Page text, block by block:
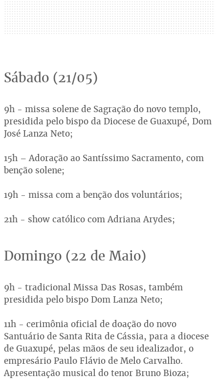
Sábado (21/05)
9h - missa solene de Sagração do novo templo,
presidida pelo bispo da Diocese de Guaxupé, Dom
José Lanza Neto;
15h – Adoração ao Santíssimo Sacramento, com
benção solene;
19h - missa com a benção dos voluntários;
21h - show católico com Adriana Arydes;
Domingo (22 de Maio)
9h - tradicional Missa Das Rosas, também
presidida pelo bispo Dom Lanza Neto;
11h - cerimônia oficial de doação do novo
Santuário de Santa Rita de Cássia, para a diocese
de Guaxupé, pelas mãos de seu idealizador, o
empresário Paulo Flávio de Melo Carvalho.
Apresentação musical do tenor Bruno Bioza;